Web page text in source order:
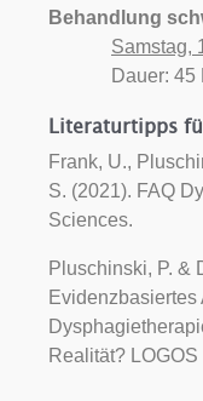
Behandlung
Samstag,
Dauer: 45
Literaturtipps
Frank, U.,
S. (2021). FAQ
Sciences.
Pluschinski, P. &
Realität?